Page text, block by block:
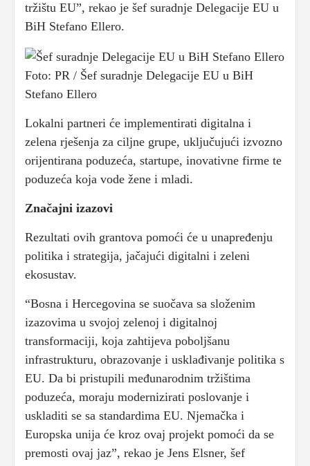
tržištu EU”, rekao je šef suradnje Delegacije EU u
BiH Stefano Ellero.
Foto: PR / Šef suradnje Delegacije EU u BiH
Stefano Ellero
Lokalni partneri će implementirati digitalna i
zelena rješenja za ciljne grupe, uključujući izvozno
orijentirana poduzeća, startupe, inovativne firme te
poduzeća koja vode žene i mladi.
Značajni izazovi
Rezultati ovih grantova pomoći će u unapređenju
politika i strategija, jačajući digitalni i zeleni
ekosustav.
“Bosna i Hercegovina se suočava sa složenim
izazovima u svojoj zelenoj i digitalnoj
transformaciji, koja zahtijeva poboljšanu
infrastrukturu, obrazovanje i usklađivanje politika s
EU. Da bi pristupili međunarodnim tržištima
poduzeća, moraju modernizirati poslovanje i
uskladiti se sa standardima EU. Njemačka i
Europska unija će kroz ovaj projekt pomoći da se
premosti ovaj jaz”, rekao je Jens Elsner, šef